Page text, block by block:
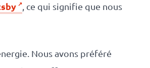
, ce qui signifie que nous
Nous avons préféré